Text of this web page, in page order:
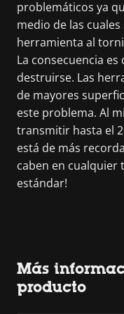
problemáticos ya
medio de las
herramienta al
La consecuencia
destruirse. Las
de mayores
este problema. Al
transmitir hasta el
está de más
caben en
estándar!
Más
producto